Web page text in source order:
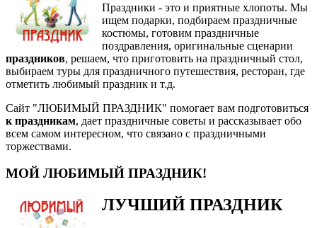
Праздники - это и приятные хлопоты. Мы
ищем подарки, подбираем праздничные
костюмы, готовим праздничные
поздравления, оригинальные сценарии
праздников, решаем, что приготовить на праздничный стол,
выбираем туры для праздничного путешествия, ресторан, где
отметить любимый праздник и т.д.
Сайт "ЛЮБИМЫЙ ПРАЗДНИК" помогает вам подготовиться
к праздникам, дает праздничные советы и рассказывает обо
всем самом интересном, что связано с праздничными
торжествами.
МОЙ ЛЮБИМЫЙ ПРАЗДНИК!
ЛУЧШИЙ ПРАЗДНИК